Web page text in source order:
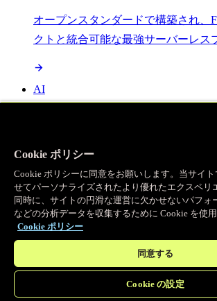
オープンスタンダードで構築され、
クトと統合可能な最強サーバーレス
AI
Object Storage
送信量ゼロで大容量ファイルにエッ
プログラマブルキャッシュ
Cookie ポリシー
Cookie ポリシーに同意をお願いします。当サイ
せてパーソナライズされたより優れたエクスペリ
同時に、サイトの円滑な運営に欠かせないパフォ
などの分析データを収集するために Cookie を使用
Cookie ポリシー
同意する
Cookie の設定